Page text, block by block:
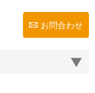
お問合わせ